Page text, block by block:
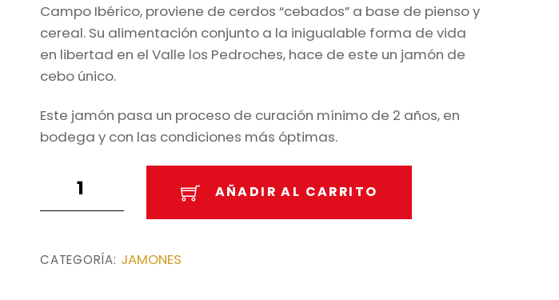
Campo Ibérico, proviene de cerdos “cebados” a base de pienso y
cereal. Su alimentación conjunto a la inigualable forma de vida
en libertad en el Valle los Pedroches, hace de este un jamón de
cebo único.
Este jamón pasa un proceso de curación mínimo de 2 años, en
bodega y con las condiciones más óptimas.
Ibérico
Campo
AÑADIR AL CARRITO
CATEGORÍA: JAMONES